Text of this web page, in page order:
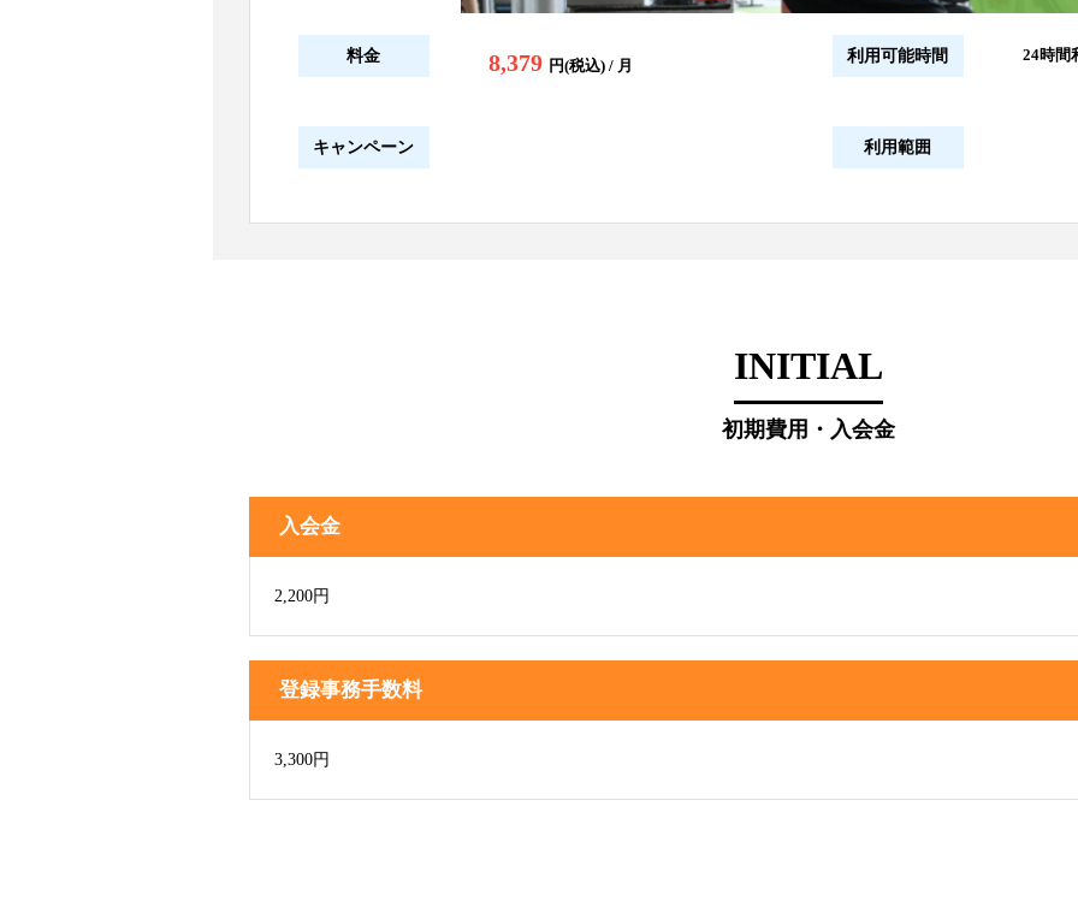
料金 8,379 円(税込) / 月
利用可能時間 24時間
キャンペーン 利用範囲
INITIAL
初期費用・入会金
入会金
2,200円
登録事務手数料
3,300円